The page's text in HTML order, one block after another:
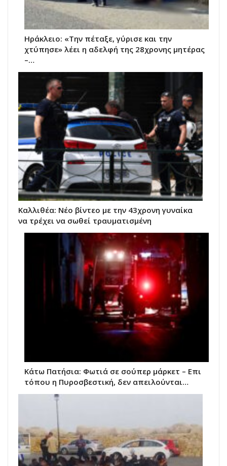
Ηράκλειο: «Την πέταξε, γύρισε και την
χτύπησε» λέει η αδελφή της 28χρονης μητέρας
–…
Kαλλιθέα: Νέο βίντεο με την 43χρονη γυναίκα
να τρέχει να σωθεί τραυματισμένη
Κάτω Πατήσια: Φωτιά σε σούπερ μάρκετ – Επι
τόπου η Πυροσβεστική, δεν απειλούνται…